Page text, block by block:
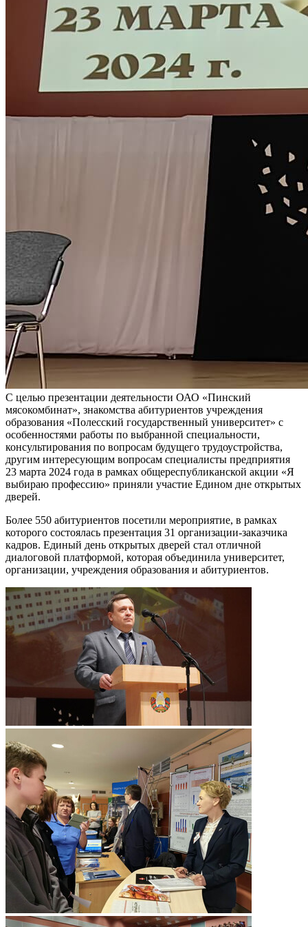
С целью презентации деятельности ОАО «Пинский
мясокомбинат», знакомства абитуриентов учреждения
образования «Полесский государственный университет» с
особенностями работы по выбранной специальности,
консультирования по вопросам будущего трудоустройства,
другим интересующим вопросам специалисты предприятия
23 марта 2024 года в рамках общереспубликанской акции «Я
выбираю профессию» приняли участие Едином дне открытых
дверей.
Более 550 абитуриентов посетили мероприятие, в рамках
которого состоялась презентация 31 организации-заказчика
кадров. Единый день открытых дверей стал отличной
диалоговой платформой, которая объединила университет,
организации, учреждения образования и абитуриентов.